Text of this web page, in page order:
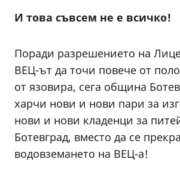
И това съвсем не е всичко!
Поради разрешението на
ВЕЦ-ът да точи повече от
от язовира, сега община
харчи нови и нови пари за
нови и нови кладенци за
Ботевград, вместо да се
водовземането на ВЕЦ-а!